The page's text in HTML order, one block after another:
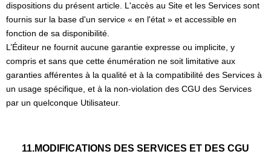
dispositions du présent article. L'accès au Site et les Services sont
fournis sur la base d'un service « en l'état » et accessible en
fonction de sa disponibilité.
L’Éditeur ne fournit aucune garantie expresse ou implicite, y
compris et sans que cette énumération ne soit limitative aux
garanties afférentes à la qualité et à la compatibilité des Services à
un usage spécifique, et à la non-violation des CGU des Services
par un quelconque Utilisateur.
11.MODIFICATIONS DES SERVICES ET DES CGU